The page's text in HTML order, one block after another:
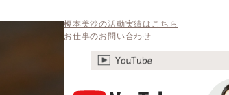
榎本美沙の活動実績はこちら
お仕事のお問い合わせ